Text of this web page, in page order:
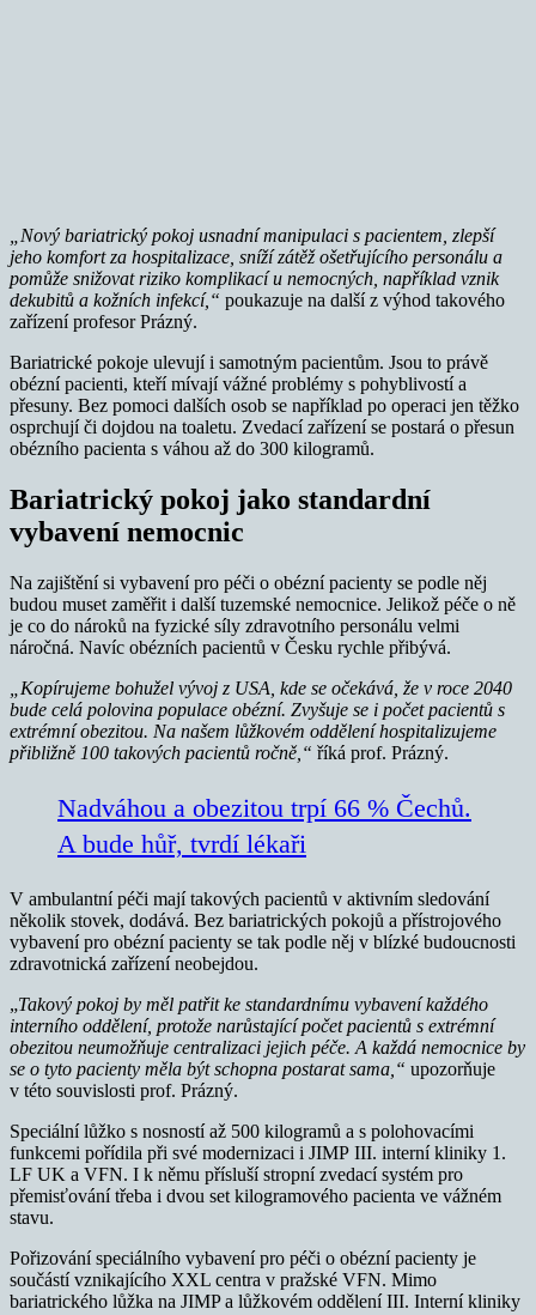
„Nový bariatrický pokoj usnadní manipulaci s pacientem, zlepší
jeho komfort za hospitalizace, sníží zátěž ošetřujícího personálu a
pomůže snižovat riziko komplikací u nemocných, například vznik
dekubitů a kožních infekcí,“ poukazuje na další z výhod takového
zařízení profesor Prázný.
Bariatrické pokoje ulevují i samotným pacientům. Jsou to právě
obézní pacienti, kteří mívají vážné problémy s pohyblivostí a
přesuny. Bez pomoci dalších osob se například po operaci jen těžko
osprchují či dojdou na toaletu. Zvedací zařízení se postará o přesun
obézního pacienta s váhou až do 300 kilogramů.
Bariatrický pokoj jako standardní
vybavení nemocnic
Na zajištění si vybavení pro péči o obézní pacienty se podle něj
budou muset zaměřit i další tuzemské nemocnice. Jelikož péče o ně
je co do nároků na fyzické síly zdravotního personálu velmi
náročná. Navíc obézních pacientů v Česku rychle přibývá.
„Kopírujeme bohužel vývoj z USA, kde se očekává, že v roce 2040
bude celá polovina populace obézní. Zvyšuje se i počet pacientů s
extrémní obezitou. Na našem lůžkovém oddělení hospitalizujeme
přibližně 100 takových pacientů ročně,“ říká prof. Prázný.
Nadváhou a obezitou trpí 66 % Čechů.
A bude hůř, tvrdí lékaři
V ambulantní péči mají takových pacientů v aktivním sledování
několik stovek, dodává. Bez bariatrických pokojů a přístrojového
vybavení pro obézní pacienty se tak podle něj v blízké budoucnosti
zdravotnická zařízení neobejdou.
„Takový pokoj by měl patřit ke standardnímu vybavení každého
interního oddělení, protože narůstající počet pacientů s extrémní
obezitou neumožňuje centralizaci jejich péče. A každá nemocnice by
se o tyto pacienty měla být schopna postarat sama,“ upozorňuje
v této souvislosti prof. Prázný.
Speciální lůžko s nosností až 500 kilogramů a s polohovacími
funkcemi pořídila při své modernizaci i JIMP III. interní kliniky 1.
LF UK a VFN. I k němu přísluší stropní zvedací systém pro
přemisťování třeba i dvou set kilogramového pacienta ve vážném
stavu.
Pořizování speciálního vybavení pro péči o obézní pacienty je
součástí vznikajícího XXL centra v pražské VFN. Mimo
bariatrického lůžka na JIMP a lůžkovém oddělení III. Interní kliniky